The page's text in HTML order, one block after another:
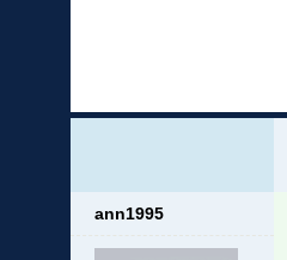
ann1995